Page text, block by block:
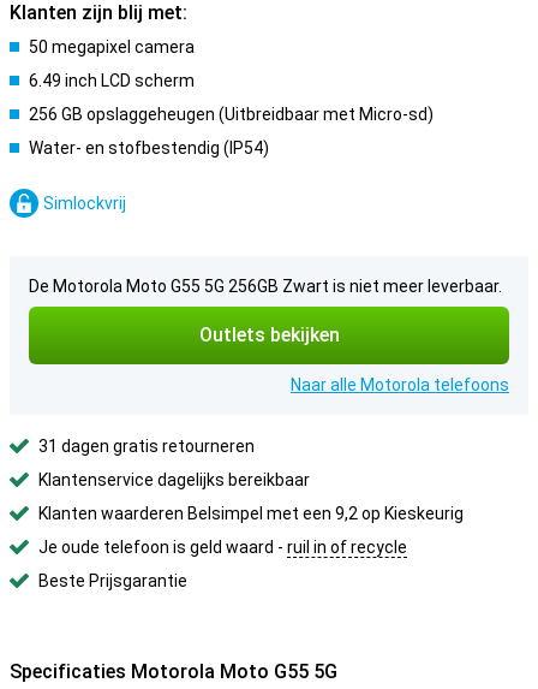
Klanten zijn blij met:
50 megapixel camera
6.49 inch LCD scherm
256 GB opslaggeheugen (Uitbreidbaar met Micro-sd)
Water- en stofbestendig (IP54)
Simlockvrij
De Motorola Moto G55 5G 256GB Zwart is niet meer leverbaar.
Outlets bekijken
Naar alle Motorola telefoons
31 dagen gratis retourneren
Klantenservice dagelijks bereikbaar
Klanten waarderen Belsimpel met een 9,2 op Kieskeurig
Je oude telefoon is geld waard - ruil in of recycle
Beste Prijsgarantie
Specificaties Motorola Moto G55 5G